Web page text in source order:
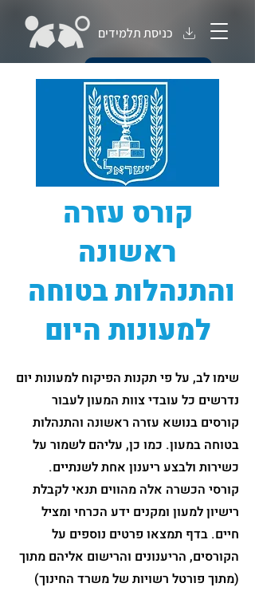
כניסת תלמידים
קורס עזרה
ראשונה
והתנהלות בטוחה
למעונות היום
שימו לב, על פי תקנות הפיקוח למעונות יום
נדרשים כל עובדי צוות המעון לעבור
קורסים בנושא עזרה ראשונה והתנהלות
בטוחה במעון. כמו כן, עליהם לשמור על
כשירות ולבצע ריענון אחת לשנתיים.
קורסי הכשרה אלה מהווים תנאי לקבלת
רישיון למעון ומקנים ידע הכרחי ומציל
חיים. בדף תמצאו פרטים נוספים על
הקורסים, הריענונים והרישום אליהם מתוך
(מתוך פורטל רשויות של משרד החינוך)